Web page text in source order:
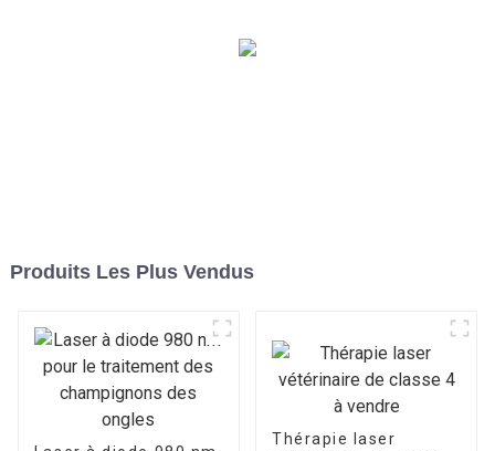
Produits Les Plus Vendus
Thérapie laser